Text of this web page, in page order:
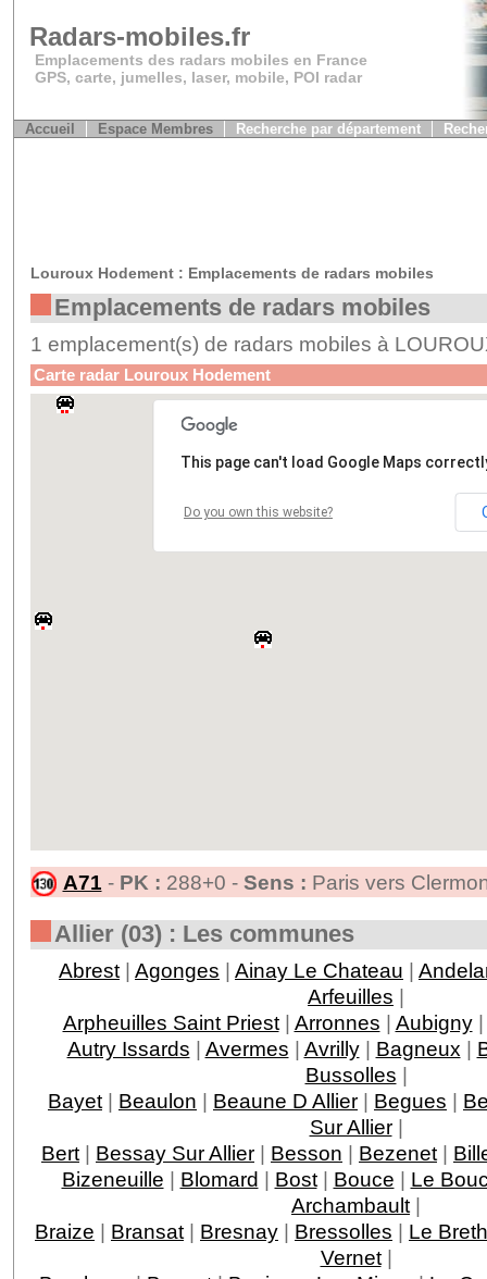
Radars-mobiles.fr
Emplacements des radars mobiles en France
GPS, carte, jumelles, laser, mobile, POI radar
Accueil Espace Membres Recherche par département
Louroux Hodement : Emplacements de radars mobiles
Emplacements de radars mobiles
1 emplacement(s) de radars mobiles à
Carte radar Louroux Hodement
This page can't load Google Maps
Do you own this website?
A71 - PK : 288+0 - Sens : Paris vers
Allier (03) : Les communes
Abrest | Agonges | Ainay Le Chateau |
Arfeuilles |
Arpheuilles Saint Priest| Arronnes | Aubigny|
Autry Issards | Avermes | Avrilly| Bagneux |
Bussolles |
Bayet | Beaulon | Beaune D Allier | Begues |
Sur Allier|
Bert | Bessay Sur Allier | Besson | Bezenet |
Bizeneuille | Blomard | Bost| Bouce | Le
Archambault |
Braize | Bransat | Bresnay | Bressolles | Le
Vernet|